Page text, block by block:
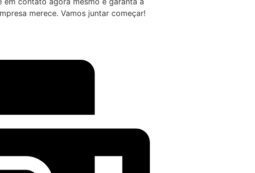
merece. Vamos juntar começar!